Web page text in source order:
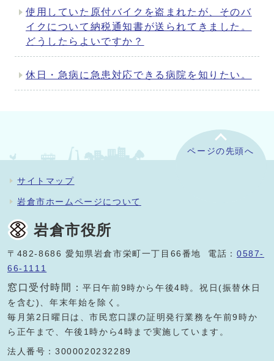
使用していた原付バイクを盗まれたが、そのバ
イクについて納税通知書が送られてきました。
どうしたらよいですか？
休日・急病に急患対応できる病院を知りたい。
ページの先頭へ
サイトマップ
岩倉市ホームページについて
岩倉市役所
〒482-8686 愛知県岩倉市栄町一丁目66番地 電話：0587-
66-1111
窓口受付時間：平日午前9時から午後4時。祝日(振替休日
を含む)、年末年始を除く。
毎月第2日曜日は、市民窓口課の証明発行業務を午前9時か
ら正午まで、午後1時から4時まで実施しています。
法人番号：3000020232289